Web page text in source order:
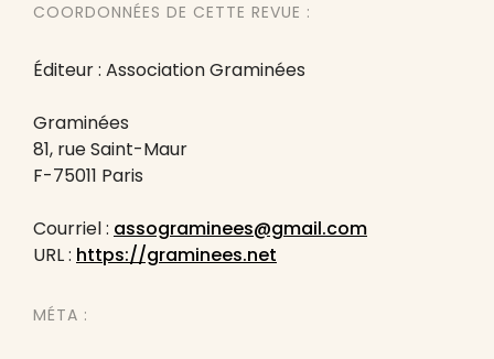
COORDONNÉES DE CETTE REVUE :
Éditeur : Association Graminées
Graminées
81, rue Saint-Maur
F-75011 Paris
Courriel : assograminees@gmail.com
URL : https://graminees.net
MÉTA :